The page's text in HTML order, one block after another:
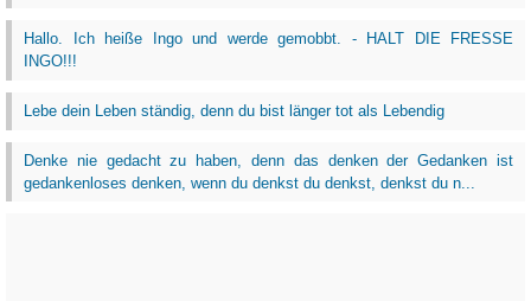
Hallo. Ich heiße Ingo und werde gemobbt. - HALT DIE FRESSE
INGO!!!
Lebe dein Leben ständig, denn du bist länger tot als Lebendig
Denke nie gedacht zu haben, denn das denken der Gedanken ist
gedankenloses denken, wenn du denkst du denkst, denkst du n...